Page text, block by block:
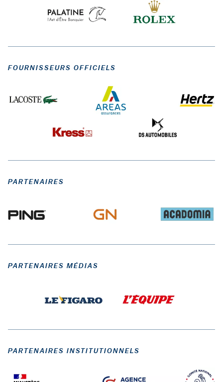
FOURNISSEURS OFFICIELS
PARTENAIRES
PARTENAIRES MÉDIAS
PARTENAIRES INSTITUTIONNELS